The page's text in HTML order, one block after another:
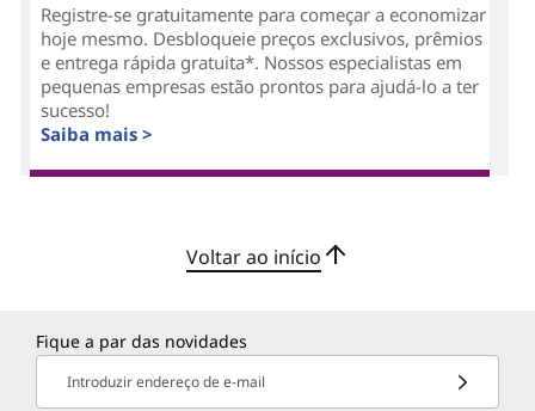
Registre-se gratuitamente para começar a economizar
hoje mesmo. Desbloqueie preços exclusivos, prêmios
e entrega rápida gratuita*. Nossos especialistas em
pequenas empresas estão prontos para ajudá-lo a ter
sucesso!
Saiba mais >
Voltar ao início
Fique a par das novidades
Introduzir endereço de e-mail